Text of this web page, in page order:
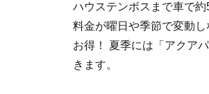
ハウステンボスまで車で
料金が曜日や季節で変動
お得！ 夏季には「アクア
きます。